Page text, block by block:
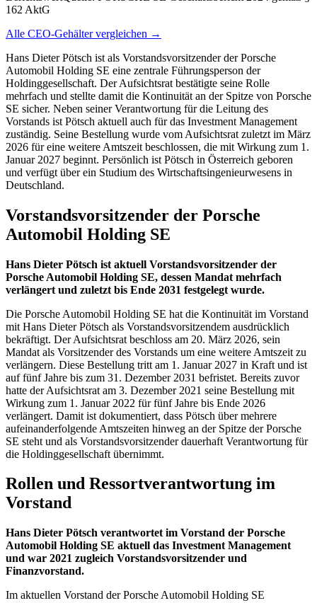
162 AktG
Alle CEO-Gehälter vergleichen →
Hans Dieter Pötsch ist als Vorstandsvorsitzender der Porsche
Automobil Holding SE eine zentrale Führungsperson der
Holdinggesellschaft. Der Aufsichtsrat bestätigte seine Rolle
mehrfach und stellte damit die Kontinuität an der Spitze von Porsche
SE sicher. Neben seiner Verantwortung für die Leitung des
Vorstands ist Pötsch aktuell auch für das Investment Management
zuständig. Seine Bestellung wurde vom Aufsichtsrat zuletzt im März
2026 für eine weitere Amtszeit beschlossen, die mit Wirkung zum 1.
Januar 2027 beginnt. Persönlich ist Pötsch in Österreich geboren
und verfügt über ein Studium des Wirtschaftsingenieurwesens in
Deutschland.
Vorstandsvorsitzender der Porsche
Automobil Holding SE
Hans Dieter Pötsch ist aktuell Vorstandsvorsitzender der
Porsche Automobil Holding SE, dessen Mandat mehrfach
verlängert und zuletzt bis Ende 2031 festgelegt wurde.
Die Porsche Automobil Holding SE hat die Kontinuität im Vorstand
mit Hans Dieter Pötsch als Vorstandsvorsitzendem ausdrücklich
bekräftigt. Der Aufsichtsrat beschloss am 20. März 2026, sein
Mandat als Vorsitzender des Vorstands um eine weitere Amtszeit zu
verlängern. Diese Bestellung tritt am 1. Januar 2027 in Kraft und ist
auf fünf Jahre bis zum 31. Dezember 2031 befristet. Bereits zuvor
hatte der Aufsichtsrat am 3. Dezember 2021 seine Bestellung mit
Wirkung zum 1. Januar 2022 für fünf Jahre bis Ende 2026
verlängert. Damit ist dokumentiert, dass Pötsch über mehrere
aufeinanderfolgende Amtszeiten hinweg an der Spitze der Porsche
SE steht und als Vorstandsvorsitzender dauerhaft Verantwortung für
die Holdinggesellschaft übernimmt.
Rollen und Ressortverantwortung im
Vorstand
Hans Dieter Pötsch verantwortet im Vorstand der Porsche
Automobil Holding SE aktuell das Investment Management
und war 2021 zugleich Vorstandsvorsitzender und
Finanzvorstand.
Im aktuellen Vorstand der Porsche Automobil Holding SE